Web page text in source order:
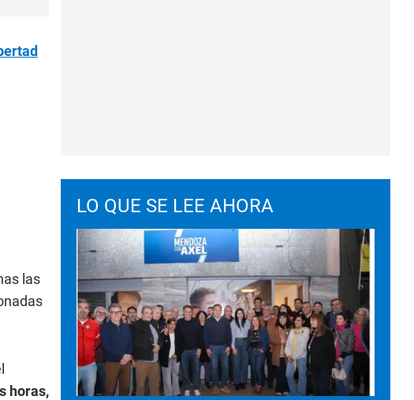
las
horas,
LO QUE SE LEE AHORA